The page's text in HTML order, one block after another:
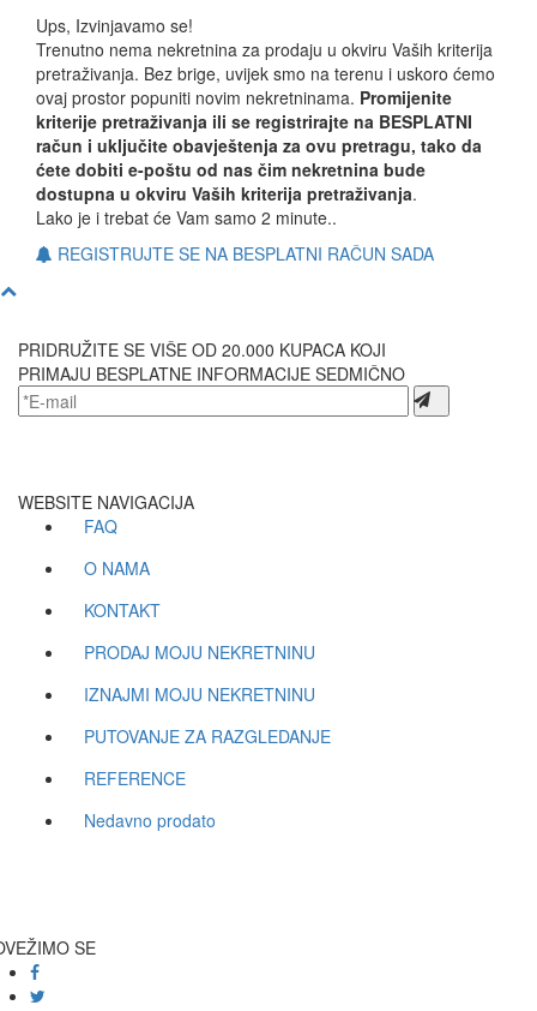
Ups, Izvinjavamo se!
Trenutno nema nekretnina za prodaju u okviru Vaših kriterija
pretraživanja. Bez brige, uvijek smo na terenu i uskoro ćemo
ovaj prostor popuniti novim nekretninama. Promijenite
kriterije pretraživanja ili se registrirajte na BESPLATNI
račun i uključite obavještenja za ovu pretragu, tako da
ćete dobiti e-poštu od nas čim nekretnina bude
dostupna u okviru Vaših kriterija pretraživanja.
Lako je i trebat će Vam samo 2 minute..
REGISTRUJTE SE NA BESPLATNI RAČUN SADA
PRIDRUŽITE SE VIŠE OD 20.000 KUPACA KOJI
PRIMAJU BESPLATNE INFORMACIJE SEDMIČNO
WEBSITE NAVIGACIJA
FAQ
O NAMA
KONTAKT
PRODAJ MOJU NEKRETNINU
IZNAJMI MOJU NEKRETNINU
PUTOVANJE ZA RAZGLEDANJE
REFERENCE
Nedavno prodato
SE